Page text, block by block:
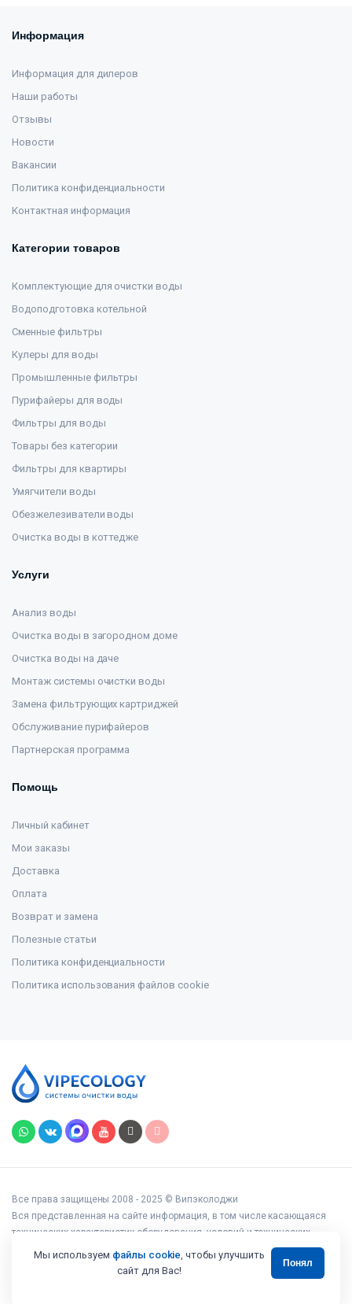
Информация
Информация для дилеров
Наши работы
Отзывы
Новости
Вакансии
Политика конфиденциальности
Контактная информация
Категории товаров
Комплектующие для очистки воды
Водоподготовка котельной
Сменные фильтры
Кулеры для воды
Промышленные фильтры
Пурифайеры для воды
Фильтры для воды
Товары без категории
Фильтры для квартиры
Умягчители воды
Обезжелезиватели воды
Очистка воды в коттедже
Услуги
Анализ воды
Очистка воды в загородном доме
Очистка воды на даче
Монтаж системы очистки воды
Замена фильтрующих картриджей
Обслуживание пурифайеров
Партнерская программа
Помощь
Личный кабинет
Мои заказы
Доставка
Оплата
Возврат и замена
Полезные статьи
Политика конфиденциальности
Политика использования файлов cookie
Все права защищены 2008 - 2025 © Випэколоджи
Вся представленная на сайте информация, в том числе касающаяся
технических характеристик оборудования, условий и технических
возможностей подключения, наличия на складе, стоимости товаров и
услуг, носит информационный характер и ни при каких условиях не
является публичной офертой, определяемой положениями статьи 437
Мы используем файлы cookie, чтобы улучшить
сайт для Вас!
Понял